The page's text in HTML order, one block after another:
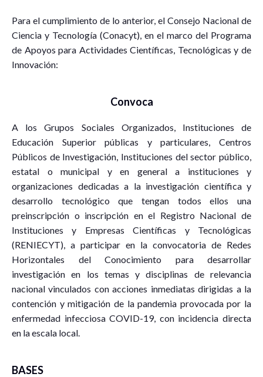
Para el cumplimiento de lo anterior, el Consejo Nacional de
Ciencia y Tecnología (Conacyt), en el marco del Programa
de Apoyos para Actividades Científicas, Tecnológicas y de
Innovación:
Convoca
A los Grupos Sociales Organizados, Instituciones de
Educación Superior públicas y particulares, Centros
Públicos de Investigación, Instituciones del sector público,
estatal o municipal y en general a instituciones y
organizaciones dedicadas a la investigación científica y
desarrollo tecnológico que tengan todos ellos una
preinscripción o inscripción en el Registro Nacional de
Instituciones y Empresas Científicas y Tecnológicas
(RENIECYT), a participar en la convocatoria de Redes
Horizontales del Conocimiento para desarrollar
investigación en los temas y disciplinas de relevancia
nacional vinculados con acciones inmediatas dirigidas a la
contención y mitigación de la pandemia provocada por la
enfermedad infecciosa COVID-19, con incidencia directa
en la escala local.
BASES